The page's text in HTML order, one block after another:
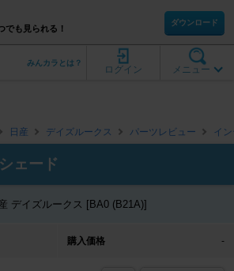
でも見られる！
ダウンロード
メニュー
ログイン
みんカラとは？
日産 デイズルークス パーツレビュー イ
ェード
デイズルークス [BA0 (B21A)]
購入価格 -